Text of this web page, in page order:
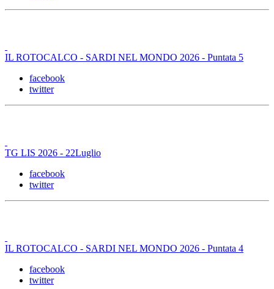
IL ROTOCALCO - SARDI NEL MONDO 2026 - Puntata 5
facebook
twitter
TG LIS 2026 - 22Luglio
facebook
twitter
IL ROTOCALCO - SARDI NEL MONDO 2026 - Puntata 4
facebook
twitter